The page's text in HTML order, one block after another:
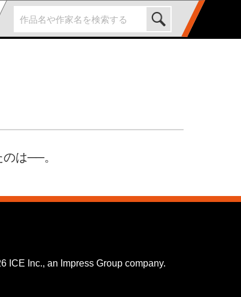
は──。
ICE Inc., an Impress Group company.